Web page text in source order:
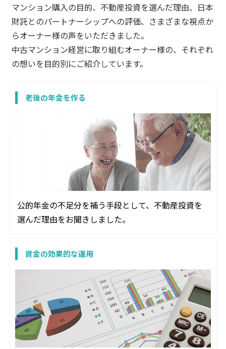
マンション購入の目的、不動産投資を選んだ理由、日本
財託とのパートナーシップへの評価、さまざまな視点か
らオーナー様の声をいただきました。
中古マンション経営に取り組むオーナー様の、それぞれ
の想いを目的別にご紹介しています。
老後の年金を作る
公的年金の不足分を補う手段として、不動産投資を
選んだ理由をお聞きしました。
資金の効果的な運用